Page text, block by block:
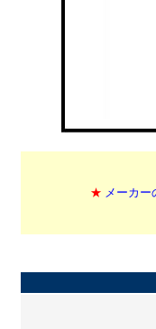
★ メーカ